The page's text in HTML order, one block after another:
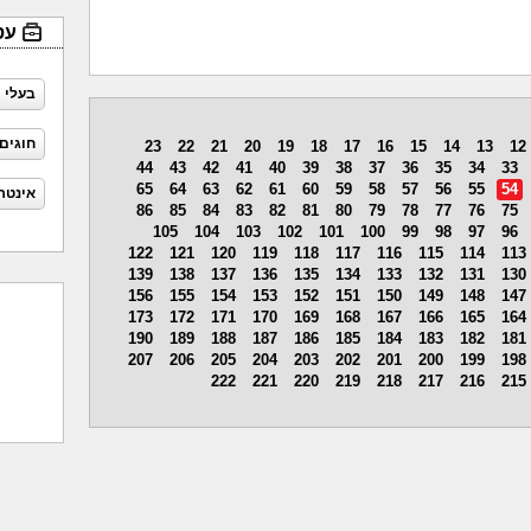
12
13
14
15
16
17
18
19
20
21
22
23
33
34
35
36
37
38
39
40
41
42
43
44
54
55
56
57
58
59
60
61
62
63
64
65
75
76
77
78
79
80
81
82
83
84
85
86
96
97
98
99
100
101
102
103
104
105
113
114
115
116
117
118
119
120
121
122
130
131
132
133
134
135
136
137
138
139
147
148
149
150
151
152
153
154
155
156
164
165
166
167
168
169
170
171
172
173
181
182
183
184
185
186
187
188
189
190
198
199
200
201
202
203
204
205
206
207
215
216
217
218
219
220
221
222
בעלי
חוגים